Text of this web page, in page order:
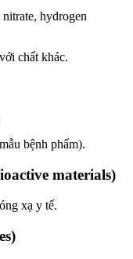
hydrogen
chất khác.
bệnh phẩm).
materials)
xạ y tế.